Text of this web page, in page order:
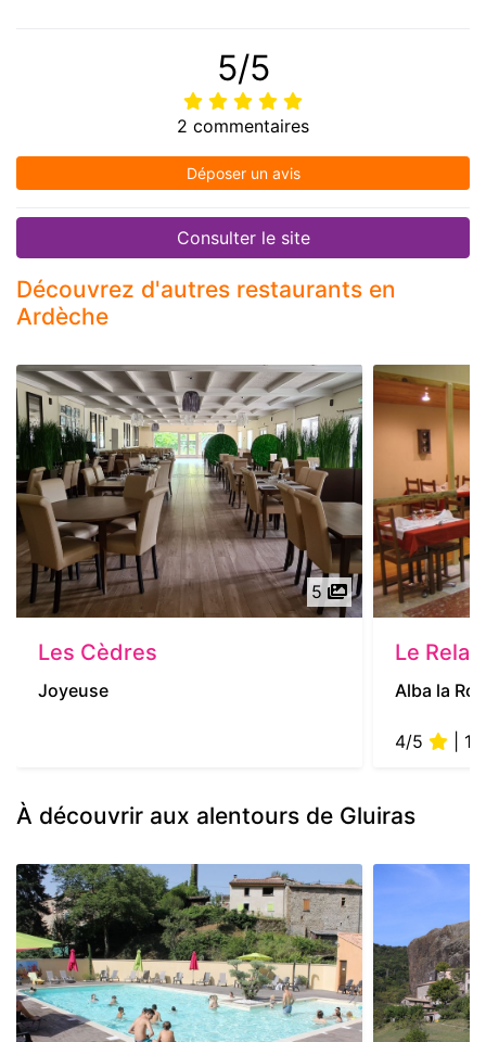
5/5
2 commentaires
Déposer un avis
Consulter le site
Découvrez d'autres restaurants en
Ardèche
5
Les Cèdres
Joyeuse
Le
Alba la
4/5 | 1
À découvrir aux alentours de Gluiras